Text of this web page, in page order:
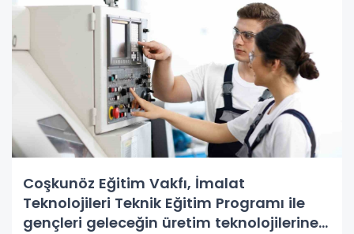
Coşkunöz Eğitim Vakfı, İmalat
Teknolojileri Teknik Eğitim Programı ile
gençleri geleceğin üretim teknolojilerine